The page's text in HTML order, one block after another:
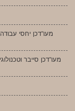
מעו”דכן יחסי
מעו”דכן סייבר